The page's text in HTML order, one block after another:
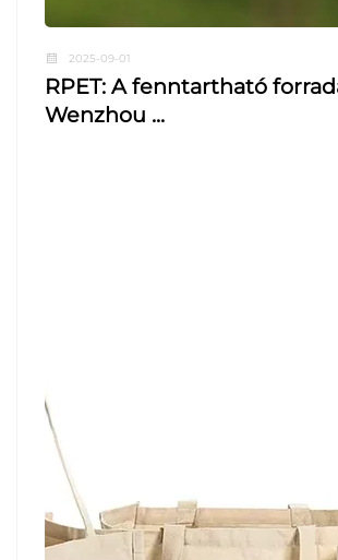
2025-09-01
RPET: A fenntartható
Wenzhou ...